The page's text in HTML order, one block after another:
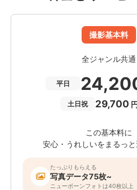
撮影基本料
全ジャンル共通
平日
土日祝 29,700
この基本料に
安心・うれしいをまるっ
たっぷりもらえる
写真データ75枚~
ニューボーンフォトは40枚以上